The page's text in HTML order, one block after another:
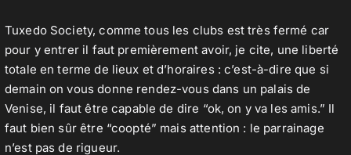
Tuxedo Society, comme tous les clubs est très fermé car
pour y entrer il faut premièrement avoir, je cite, une liberté
totale en terme de lieux et d’horaires : c’est-à-dire que si
demain on vous donne rendez-vous dans un palais de
Venise, il faut être capable de dire “ok, on y va les amis.” Il
faut bien sûr être “coopté” mais attention : le parrainage
n’est pas de rigueur.